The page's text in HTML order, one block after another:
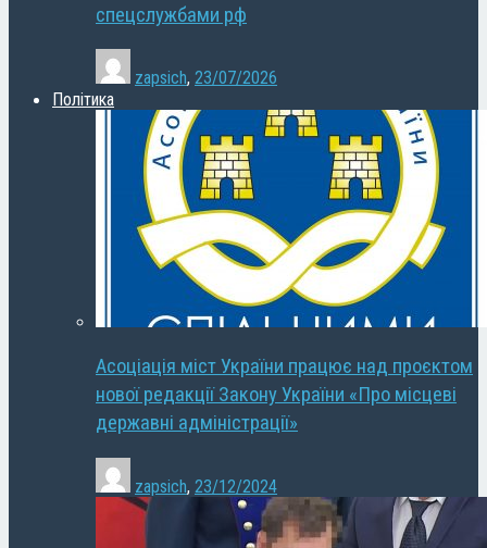
спецслужбами рф
zapsich, 23/07/2026
Політика
Асоціація міст України працює над проєктом
нової редакції Закону України «Про місцеві
державні адміністрації»
zapsich, 23/12/2024